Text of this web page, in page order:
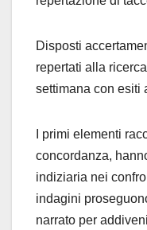
Disposti
repertati alla
settimana con esiti
I primi elementi
concordanza,
indiziaria nei
indagini
narrato per